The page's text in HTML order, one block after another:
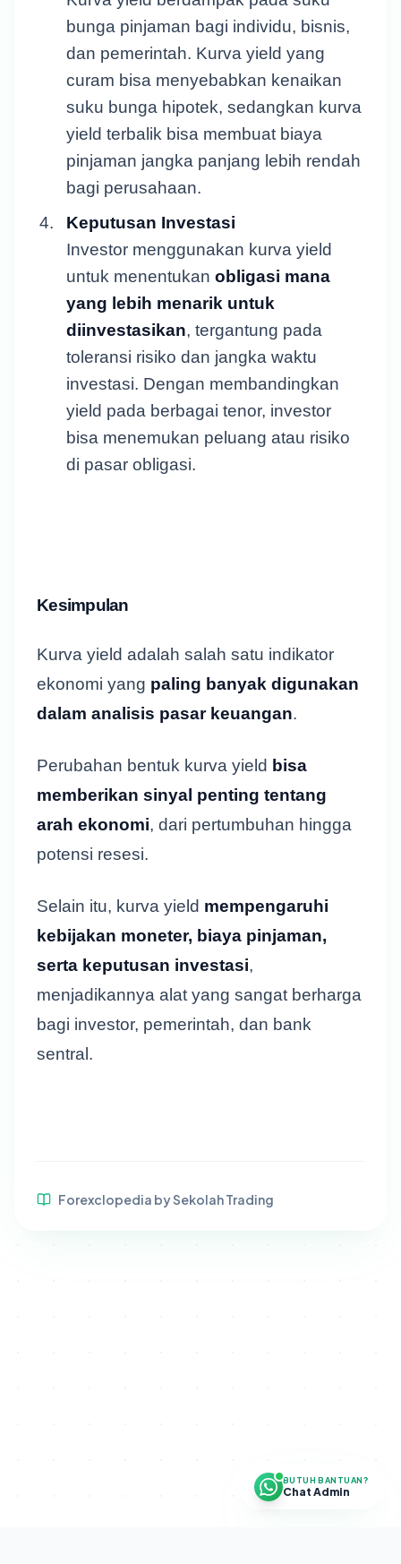
bunga pinjaman bagi individu, bisnis,
dan pemerintah. Kurva yield yang
curam bisa menyebabkan kenaikan
suku bunga hipotek, sedangkan kurva
yield terbalik bisa membuat biaya
pinjaman jangka panjang lebih rendah
bagi perusahaan.
Keputusan Investasi
Investor menggunakan kurva yield
untuk menentukanobligasi mana
yang lebih menarik untuk
diinvestasikan, tergantung pada
toleransi risiko dan jangka waktu
investasi. Dengan membandingkan
yield pada berbagai tenor, investor
bisa menemukan peluang atau risiko
di pasar obligasi.
Kesimpulan
Kurva yield adalah salah satu indikator
ekonomi yang paling banyak digunakan
dalam analisis pasar keuangan.
Perubahan bentuk kurva yield bisa
memberikan sinyal penting tentang
arah ekonomi, dari pertumbuhan hingga
potensi resesi.
Selain itu, kurva yield mempengaruhi
kebijakan moneter, biaya pinjaman,
serta keputusan investasi,
menjadikannya alat yang sangat berharga
bagi investor, pemerintah, dan bank
sentral.
Forexclopedia by Sekolah Trading
BUTUH BANTUAN?
Chat Admin